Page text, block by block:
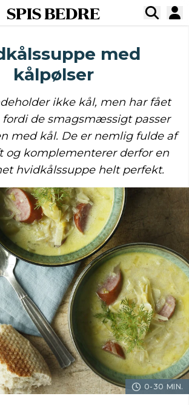
SPIS BEDRE
med
kålpølser
ikke kål, men har fået
fordi de smagsmæssigt passer
med kål. De er nemlig fulde af
og komplementerer derfor en
hvidkålssuppe helt perfekt.
0-30 MIN.